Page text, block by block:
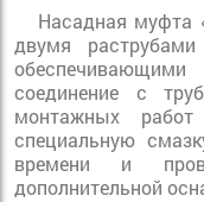
Насадная муфта
двумя
соединение с
монтажных работ
специальную
времени и
дополнительной